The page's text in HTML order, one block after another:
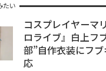
たい
コスプレイヤーマ
ロライブ』白上フ
部”自作衣装にフ
応